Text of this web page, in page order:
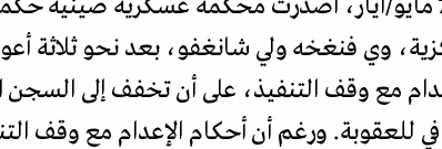
في 7 مايو/أيار، أصدرت محكمة عسكرية صينية
وي فنغخه ولي شانغفو، بعد نحو ثلاثة
مع وقف التنفيذ، على أن تخفف إلى السجن
للعقوبة. ورغم أن أحكام الإعدام مع وقف